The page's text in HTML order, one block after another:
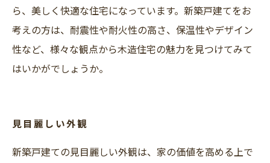
ら、美しく快適な住宅になっています。新築戸建てをお
考えの方は、耐震性や耐火性の高さ、保温性やデザイン
性など、様々な観点から木造住宅の魅力を見つけてみて
はいかがでしょうか。
見目麗しい外観
新築戸建ての見目麗しい外観は、家の価値を高める上で